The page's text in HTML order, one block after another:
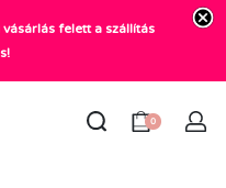
2969
0
felett a szállítás